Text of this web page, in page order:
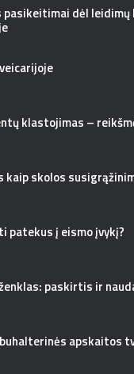
pasikeitimai dėl
klastojimas –
kaip skolos
patekus į eismo įvykį?
paskirtis ir
apskaitos